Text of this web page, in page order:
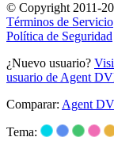
© Copyright 2011-
Términos de Servicio
Política de Seguridad
¿Nuevo usuario?
usuario de Agent
Comparar: Agent
Tema: